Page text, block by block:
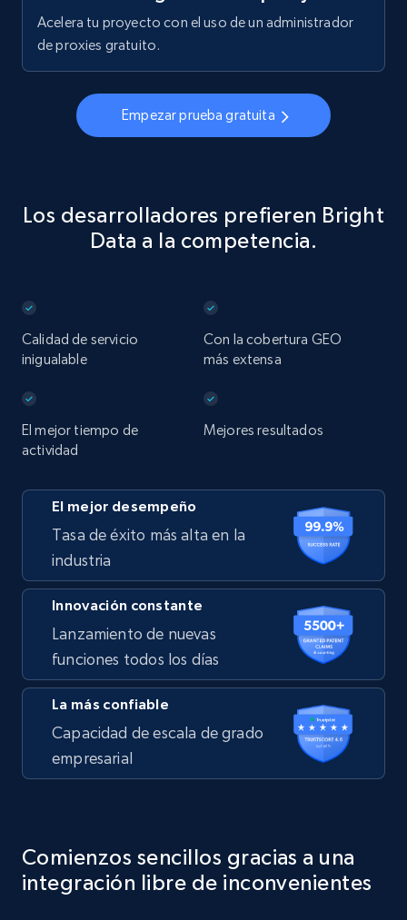
Acelera tu proyecto con el uso de un administrador
de proxies gratuito.
Empezar prueba gratuita
Los desarrolladores prefieren Bright
Data a la competencia.
Calidad de servicio
inigualable
Con la cobertura GEO
más extensa
El mejor tiempo de
actividad
Mejores resultados
El mejor desempeño
Tasa de éxito más alta en la
industria
Innovación constante
Lanzamiento de nuevas
funciones todos los días
La más confiable
Capacidad de escala de grado
empresarial
Comienzos sencillos gracias a una
integración libre de inconvenientes